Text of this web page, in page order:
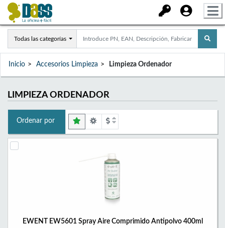
Todas las categorías
Inicio Accesorios Limpieza Limpieza Ordenador
LIMPIEZA ORDENADOR
Ordenar por
EWENT EW5601 Spray Aire Comprimido Antipolvo 400ml